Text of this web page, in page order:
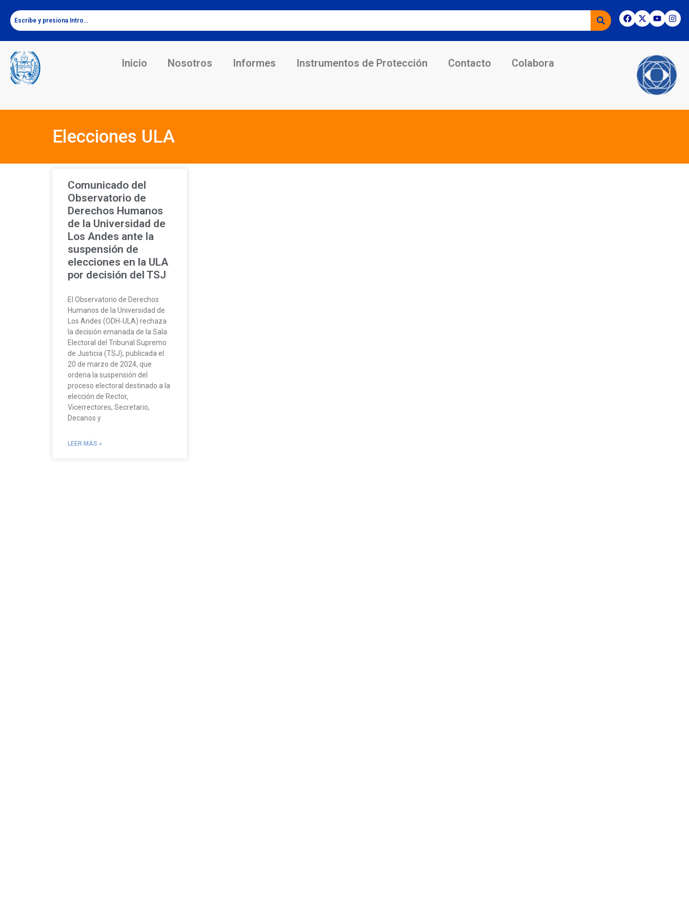
Inicio Nosotros Informes Instrumentos de Protección Contacto Colabora
Elecciones ULA
Comunicado del
Observatorio de
Derechos Humanos
de la Universidad de
Los Andes ante la
suspensión de
elecciones en la ULA
por decisión del TSJ
El Observatorio de Derechos
Humanos de la Universidad de
Los Andes (ODH-ULA) rechaza
la decisión emanada de la Sala
Electoral del Tribunal Supremo
de Justicia (TSJ), publicada el
20 de marzo de 2024, que
ordena la suspensión del
proceso electoral destinado a la
elección de Rector,
Vicerrectores, Secretario,
Decanos y
LEER MÁS »